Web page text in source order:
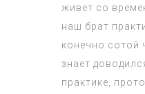
живет со
наш брат
конечно сотой
знает
практике,